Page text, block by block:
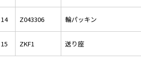
14 Z043306 輪パッキン
15 ZKF1 送り座